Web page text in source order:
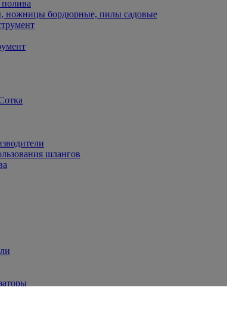
ножницы бордюрные, пилы садовые
шлангов
сотка